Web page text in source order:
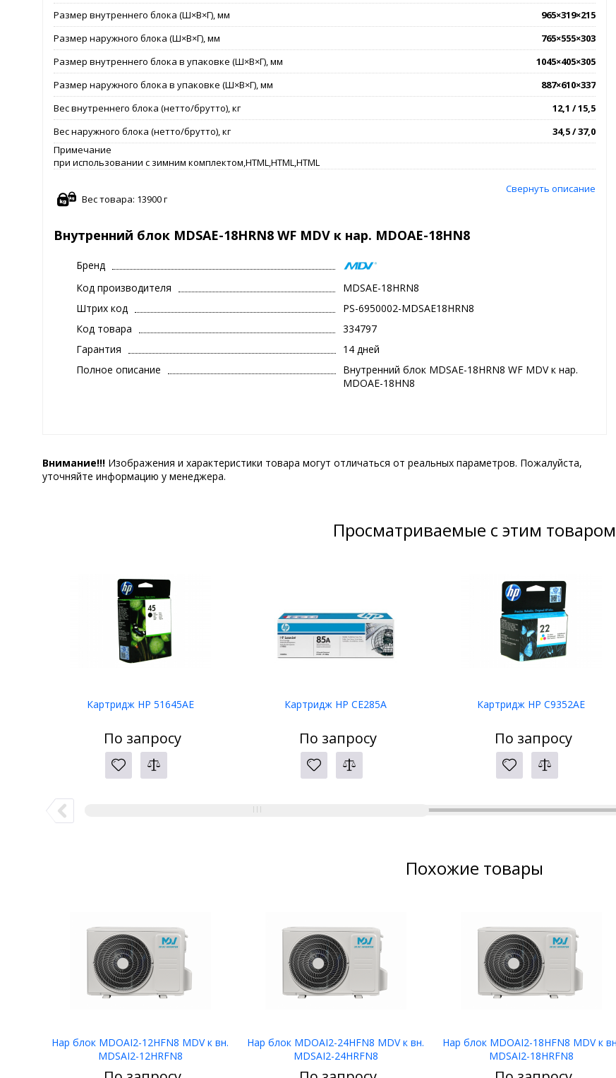
Размер внутреннего блока (Ш×В×Г), мм
965×319×215
Размер наружного блока (Ш×В×Г), мм
765×555×303
Размер внутреннего блока в упаковке (Ш×В×Г), мм
1045×405×305
Размер наружного блока в упаковке (Ш×В×Г), мм
887×610×337
Вес внутреннего блока (нетто/брутто), кг
12,1 / 15,5
Вес наружного блока (нетто/брутто), кг
34,5 / 37,0
Примечание
при использовании с зимним комплектом,HTML,HTML,HTML
Свернуть описание
Вес товара: 13900 г
Внутренний блок MDSAE-18HRN8 WF MDV к нар. MDOAE-18HN8
Бренд
Код производителя
MDSAE-18HRN8
Штрих код
PS-6950002-MDSAE18HRN8
Код товара
334797
Гарантия
14 дней
Полное описание
Внутренний блок MDSAE-18HRN8 WF MDV к нар.
MDOAE-18HN8
Внимание!!! Изображения и характеристики товара могут отличаться от реальных параметров. Пожалуйста,
уточняйте информацию у менеджера.
Просматриваемые с этим товаром
Картридж HP 51645AE
По запросу
Картридж HP CE285A
По запросу
Картридж HP C9352AE
По запросу
Похожие товары
Нар блок MDOAI2-12HFN8 MDV к вн.
MDSAI2-12HRFN8
Нар блок MDOAI2-24HFN8 MDV к вн.
MDSAI2-24HRFN8
Нар блок MDOAI2-18HFN8 MDV к
MDSAI2-18HRFN8